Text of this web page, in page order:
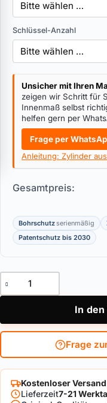
Schlüssel-Anzahl
Unsicher mit Ihren
zeigen wir Schritt für
Innenmaß selbst
helfen gern per
Frage per
Anleitung: Zylinder
Gesamtpreis:
Bohrschutzserienmäßig
Patentschutz bis 2030
Doppelzylinder ABUS
In
Frage
Kostenloser Versand
Lieferzeit7-21